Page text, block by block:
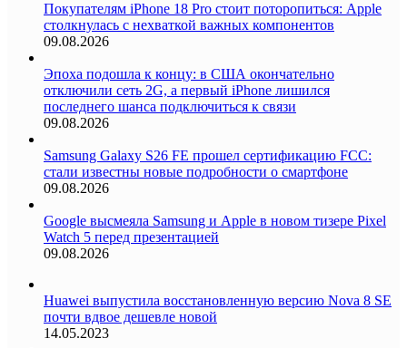
Покупателям iPhone 18 Pro стоит поторопиться: Apple
столкнулась с нехваткой важных компонентов
09.08.2026
Эпоха подошла к концу: в США окончательно
отключили сеть 2G, а первый iPhone лишился
последнего шанса подключиться к связи
09.08.2026
Samsung Galaxy S26 FE прошел сертификацию FCC:
стали известны новые подробности о смартфоне
09.08.2026
Google высмеяла Samsung и Apple в новом тизере Pixel
Watch 5 перед презентацией
09.08.2026
Huawei выпустила восстановленную версию Nova 8 SE
почти вдвое дешевле новой
14.05.2023